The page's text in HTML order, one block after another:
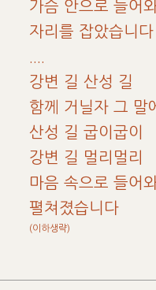
가슴 안으로 들어
자리를 잡았습니다
강변 길 산성 길
함께 거닐자 그 말
산성 길 굽이굽이
강변 길 멀리멀리
마음 속으로 들어
펼쳐졌습니다
(이하생략)